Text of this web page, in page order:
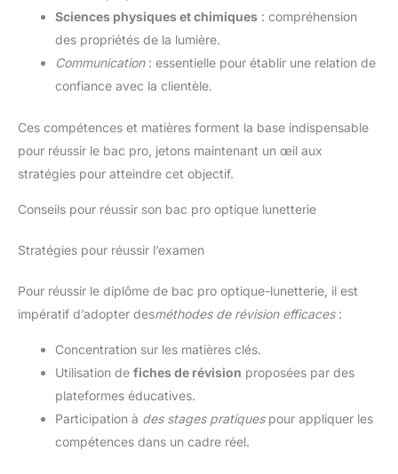
Sciences physiques et chimiques : compréhension
des propriétés de la lumière.
Communication: essentielle pour établir une relation de
confiance avec la clientèle.
Ces compétences et matières forment la base indispensable
pour réussir le bac pro, jetons maintenant un œil aux
stratégies pour atteindre cet objectif.
Conseils pour réussir son bac pro optique lunetterie
Stratégies pour réussir l’examen
Pour réussir le diplôme de bac pro optique-lunetterie, il est
impératif d’adopter desméthodes de révision efficaces:
Concentration sur les matières clés.
Utilisation de fiches de révision proposées par des
plateformes éducatives.
Participation à des stages pratiquespour appliquer les
compétences dans un cadre réel.